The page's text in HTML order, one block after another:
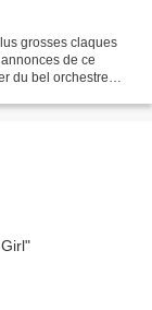
grosses claques
de ce
du bel orchestre